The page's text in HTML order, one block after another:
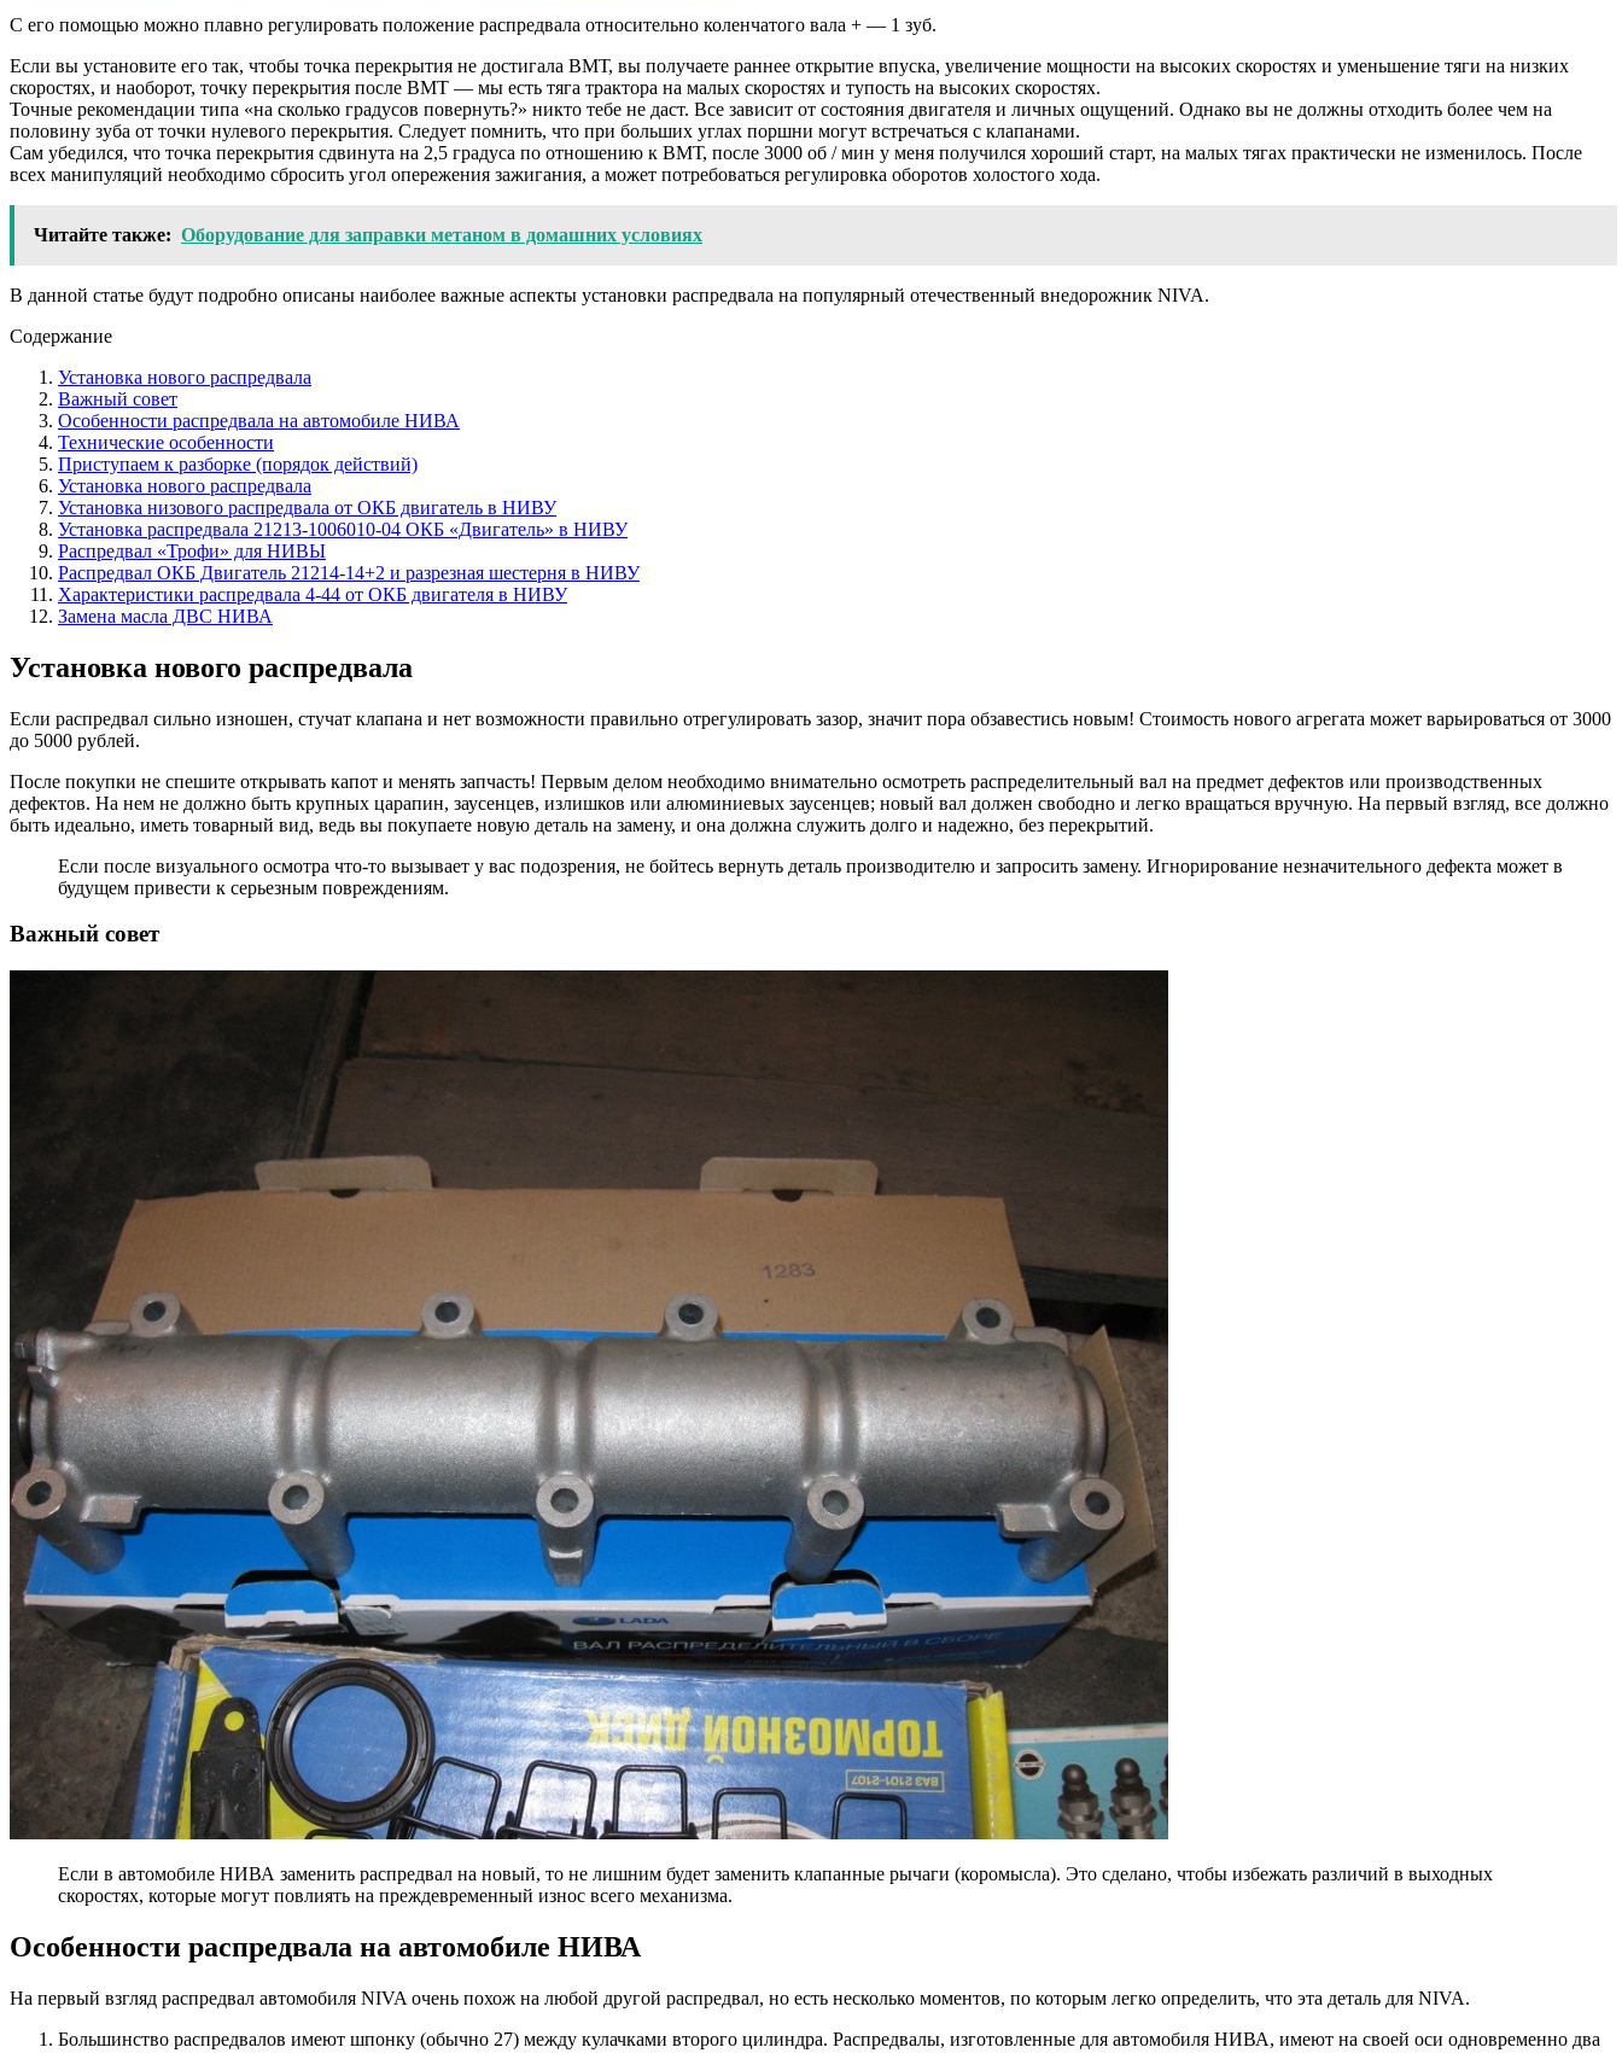
С его помощью можно плавно регулировать положение распредвала относительно коленчатого вала + — 1 зуб.
Если вы установите его так, чтобы точка перекрытия не достигала ВМТ, вы получаете раннее открытие впуска, увеличение мощности на высоких скоростях и уменьшение тяги на низких
скоростях, и наоборот, точку перекрытия после ВМТ — мы есть тяга трактора на малых скоростях и тупость на высоких скоростях.
Точные рекомендации типа «на сколько градусов повернуть?» никто тебе не даст. Все зависит от состояния двигателя и личных ощущений. Однако вы не должны отходить более чем на
половину зуба от точки нулевого перекрытия. Следует помнить, что при больших углах поршни могут встречаться с клапанами.
Сам убедился, что точка перекрытия сдвинута на 2,5 градуса по отношению к ВМТ, после 3000 об / мин у меня получился хороший старт, на малых тягах практически не изменилось. После
всех манипуляций необходимо сбросить угол опережения зажигания, а может потребоваться регулировка оборотов холостого хода.
Читайте также: Оборудование для заправки метаном в домашних условиях
В данной статье будут подробно описаны наиболее важные аспекты установки распредвала на популярный отечественный внедорожник NIVA.
Содержание
Установка нового распредвала
Важный совет
Особенности распредвала на автомобиле НИВА
Технические особенности
Приступаем к разборке (порядок действий)
Установка нового распредвала
Установка низового распредвала от ОКБ двигатель в НИВУ
Установка распредвала 21213-1006010-04 ОКБ «Двигатель» в НИВУ
Распредвал «Трофи» для НИВЫ
Распредвал ОКБ Двигатель 21214-14+2 и разрезная шестерня в НИВУ
Характеристики распредвала 4-44 от ОКБ двигателя в НИВУ
Замена масла ДВС НИВА
Установка нового распредвала
Если распредвал сильно изношен, стучат клапана и нет возможности правильно отрегулировать зазор, значит пора обзавестись новым! Стоимость нового агрегата может варьироваться от 3000
до 5000 рублей.
После покупки не спешите открывать капот и менять запчасть! Первым делом необходимо внимательно осмотреть распределительный вал на предмет дефектов или производственных
дефектов. На нем не должно быть крупных царапин, заусенцев, излишков или алюминиевых заусенцев; новый вал должен свободно и легко вращаться вручную. На первый взгляд, все должно
быть идеально, иметь товарный вид, ведь вы покупаете новую деталь на замену, и она должна служить долго и надежно, без перекрытий.
Если после визуального осмотра что-то вызывает у вас подозрения, не бойтесь вернуть деталь производителю и запросить замену. Игнорирование незначительного дефекта может в
будущем привести к серьезным повреждениям.
Важный совет
Если в автомобиле НИВА заменить распредвал на новый, то не лишним будет заменить клапанные рычаги (коромысла). Это сделано, чтобы избежать различий в выходных
скоростях, которые могут повлиять на преждевременный износ всего механизма.
Особенности распредвала на автомобиле НИВА
На первый взгляд распредвал автомобиля NIVA очень похож на любой другой распредвал, но есть несколько моментов, по которым легко определить, что эта деталь для NIVA.
Большинство распредвалов имеют шпонку (обычно 27) между кулачками второго цилиндра. Распредвалы, изготовленные для автомобиля НИВА, имеют на своей оси одновременно два